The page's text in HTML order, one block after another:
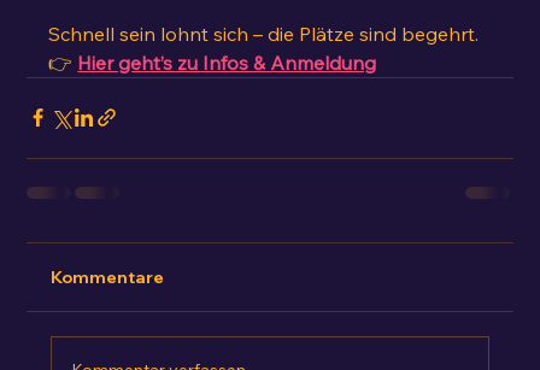
Schnell sein lohnt sich – die Plätze sind begehrt.
👉 Hier geht’s zu Infos & Anmeldung
Kommentare